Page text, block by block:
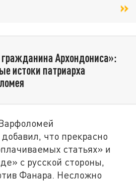
Архондониса»:
истоки патриарха
что прекрасно
статьях» и
с русской стороны,
Фанара. Несложно